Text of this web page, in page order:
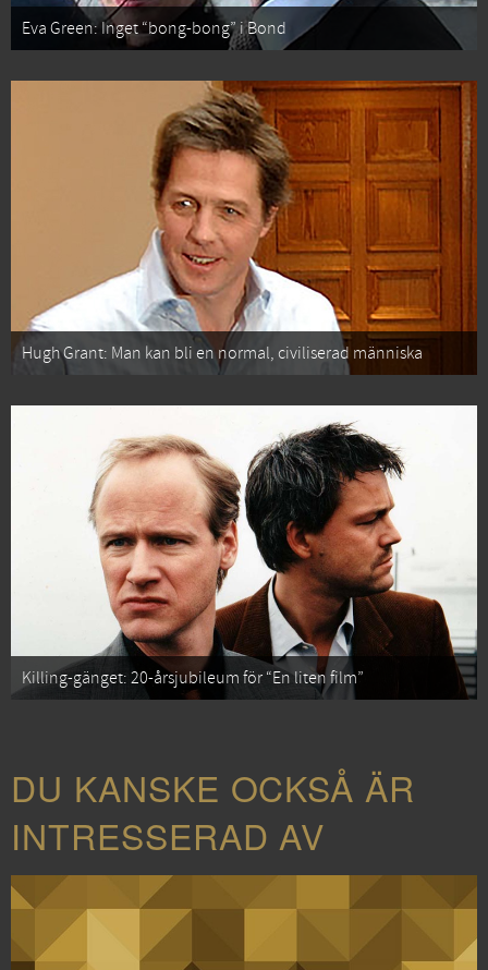
Eva Green: Inget “bong-bong” i Bond
Hugh Grant: Man kan bli en normal, civiliserad människa
Killing-gänget: 20-årsjubileum för “En liten film”
DU KANSKE OCKSÅ ÄR
INTRESSERAD AV